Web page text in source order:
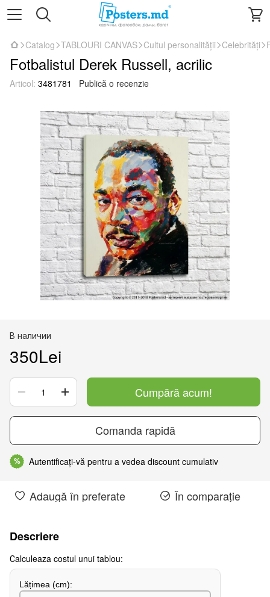
Catalog TABLOURI CANVAS Cultul personalității Celebrități
Fotbalistul Derek Russell, acrilic
Articol: 3481781 Publică o recenzie
В наличии
350Lei
Cumpără acum!
Comanda rapidă
% Autentificați-vă pentru a vedea discount cumulativ
Adaugă în preferate În comparație
Descriere
Сalculeaza costul unui tablou:
Lățimea (сm):